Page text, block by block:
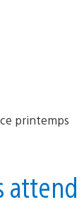
attend